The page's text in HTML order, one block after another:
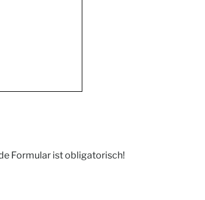
Formular ist obligatorisch!